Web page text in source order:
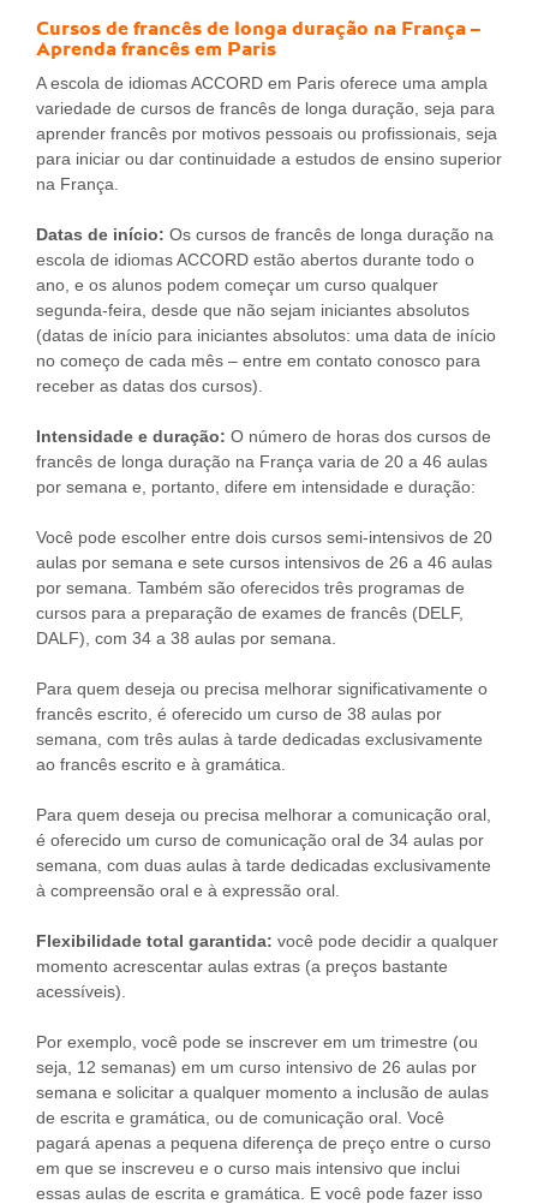
Cursos de francês de longa duração na França –
Aprenda francês em Paris
A escola de idiomas ACCORD em Paris oferece uma ampla
variedade de cursos de francês de longa duração, seja para
aprender francês por motivos pessoais ou profissionais, seja
para iniciar ou dar continuidade a estudos de ensino superior
na França.
Datas de início: Os cursos de francês de longa duração na
escola de idiomas ACCORD estão abertos durante todo o
ano, e os alunos podem começar um curso qualquer
segunda-feira, desde que não sejam iniciantes absolutos
(datas de início para iniciantes absolutos: uma data de início
no começo de cada mês – entre em contato conosco para
receber as datas dos cursos).
Intensidade e duração: O número de horas dos cursos de
francês de longa duração na França varia de 20 a 46 aulas
por semana e, portanto, difere em intensidade e duração:
Você pode escolher entre dois cursos semi-intensivos de 20
aulas por semana e sete cursos intensivos de 26 a 46 aulas
por semana. Também são oferecidos três programas de
cursos para a preparação de exames de francês (DELF,
DALF), com 34 a 38 aulas por semana.
Para quem deseja ou precisa melhorar significativamente o
francês escrito, é oferecido um curso de 38 aulas por
semana, com três aulas à tarde dedicadas exclusivamente
ao francês escrito e à gramática.
Para quem deseja ou precisa melhorar a comunicação oral,
é oferecido um curso de comunicação oral de 34 aulas por
semana, com duas aulas à tarde dedicadas exclusivamente
à compreensão oral e à expressão oral.
Flexibilidade total garantida: você pode decidir a qualquer
momento acrescentar aulas extras (a preços bastante
acessíveis).
Por exemplo, você pode se inscrever em um trimestre (ou
seja, 12 semanas) em um curso intensivo de 26 aulas por
semana e solicitar a qualquer momento a inclusão de aulas
de escrita e gramática, ou de comunicação oral. Você
pagará apenas a pequena diferença de preço entre o curso
em que se inscreveu e o curso mais intensivo que inclui
essas aulas de escrita e gramática. E você pode fazer isso